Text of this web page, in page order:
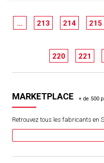
… 213 214 215
220 221
MARKETPLACE
Retrouvez tous les fabricants en